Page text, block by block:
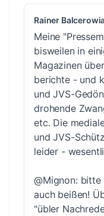
Rainer
Meine
bisweilen in
Magazinen
berichte - und
und JVS-
drohende
etc. Die
und JVS-
leider -
@Mignon:
auch beißen!
"übler